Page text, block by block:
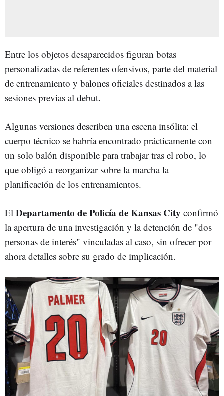
Entre los objetos desaparecidos figuran botas
personalizadas de referentes ofensivos, parte del material
de entrenamiento y balones oficiales destinados a las
sesiones previas al debut.
Algunas versiones describen una escena insólita: el
cuerpo técnico se habría encontrado prácticamente con
un solo balón disponible para trabajar tras el robo, lo
que obligó a reorganizar sobre la marcha la
planificación de los entrenamientos.
El Departamento de Policía de Kansas City confirmó
la apertura de una investigación y la detención de "dos
personas de interés" vinculadas al caso, sin ofrecer por
ahora detalles sobre su grado de implicación.